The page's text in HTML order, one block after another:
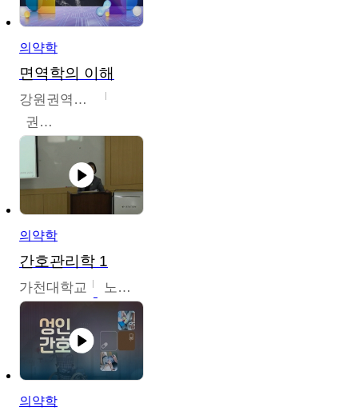
의약학
면역학의 이해
강원권역센터
권보인
의약학
간호관리학 1
가천대학교 노원정
의약학